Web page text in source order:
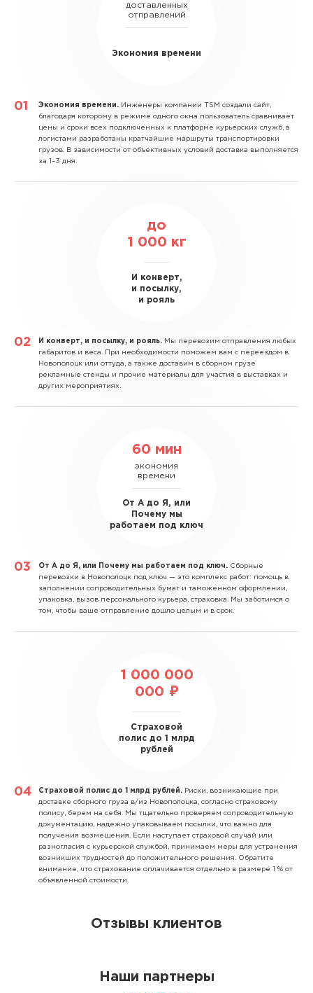
доставленных
отправлений
Экономия времени
Экономия времени. Инженеры компании TSM создали сайт,
благодаря которому в режиме одного окна пользователь сравнивает
цены и сроки всех подключенных к платформе курьерских служб, а
логистами разработаны кратчайшие маршруты транспортировки
грузов. В зависимости от объективных условий доставка выполняется
за 1–3 дня.
до
1 000 кг
И конверт,
и посылку,
и рояль
И конверт, и посылку, и рояль. Мы перевозим отправления любых
габаритов и веса. При необходимости поможем вам с переездом в
Новополоцк или оттуда, а также доставим в сборном грузе
рекламные стенды и прочие материалы для участия в выставках и
других мероприятиях.
60 мин
экономия
времени
От А до Я, или
Почему мы
работаем под ключ
От А до Я, или Почему мы работаем под ключ. Сборные
перевозки в Новополоцк под ключ — это комплекс работ: помощь в
заполнении сопроводительных бумаг и таможенном оформлении,
упаковка, вызов персонального курьера, страховка. Мы заботимся о
том, чтобы ваше отправление дошло целым и в срок.
1 000 000
000 ₽
Страховой
полис до 1 млрд
рублей
Страховой полис до 1 млрд рублей. Риски, возникающие при
доставке сборного груза в/из Новополоцка, согласно страховому
полису, берем на себя. Мы тщательно проверяем сопроводительную
документацию, надежно упаковываем посылки, что важно для
получения возмещения. Если наступает страховой случай или
разногласия с курьерской службой, принимаем меры для устранения
возникших трудностей до положительного решения. Обратите
внимание, что страхование оплачивается отдельно в размере 1 % от
объявленной стоимости.
Отзывы клиентов
Наши партнеры